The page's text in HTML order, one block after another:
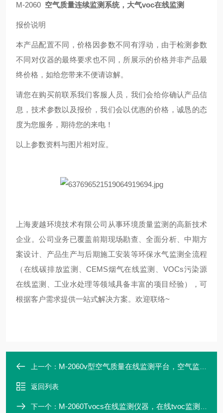
M-2060 空气质量连续监测系统，大气voc在线监测
报价说明
本产品配置不同，价格因参数不同有浮动，由于检测参数
不同对仪器的最终要求也不同，所展示的价格并非产品最
终价格，如给您带来不便请谅解。
请您在购买前联系我们客服人员，我们会给你确认产品信
息，技术参数以及报价，我们会以优惠的价格，诚恳的态
度为您服务，期待您的来电！
以上参数资料与图片相对应。
上海麦越环境技术有限公司从事环境质量监测的高新技术
企业。公司业务已覆盖前期现场勘查、全面分析、中期方
案设计、产品生产与后期施工安装等环保水气监测全流程
（在线碳排放监测、CEMS烟气在线监测、VOCs污染源
在线监测、工业水处理等领域具备丰富的项目经验），可
根据客户需求提供一站式解决方案。欢迎联络~
上一个： M-2060v型空气质量在线监测平台，空气监测站
返回列表
下一个： M-2060Tvocs在线监测仪器，在线tvoc监测厂